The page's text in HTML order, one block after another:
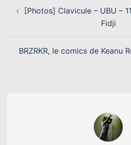
D’ARTICLE
[Photos] Clavicule – UBU –
Fidji
BRZRKR, le comics de Keanu